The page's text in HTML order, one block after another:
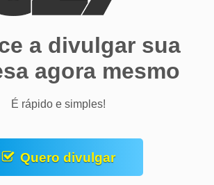
a divulgar sua
agora mesmo
É rápido e simples!
Quero divulgar